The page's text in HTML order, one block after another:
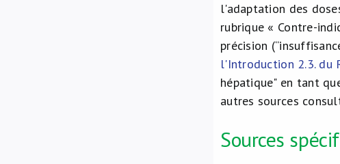
l'adaptation des
rubrique « Contre-
précision
l'Introduction 2.3. du
hépatique" en tant
autres sources
Sources